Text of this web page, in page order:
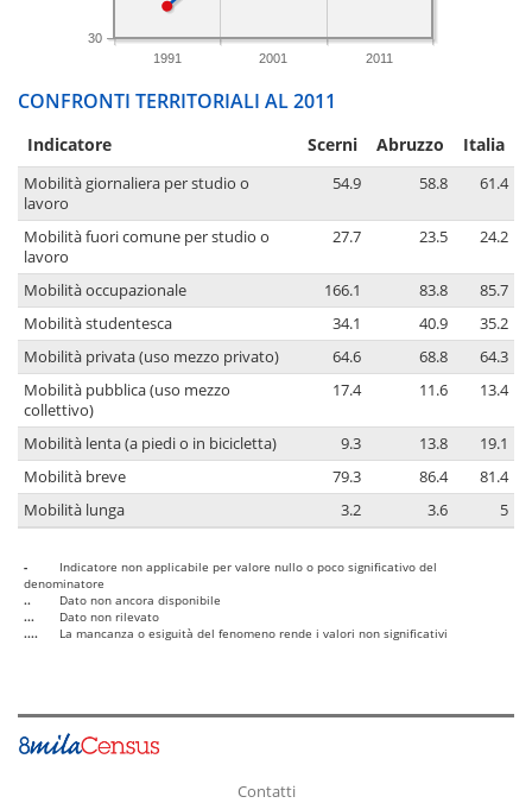
1991 2001 2011
30
CONFRONTI TERRITORIALI AL 2011
Indicatore Scerni Abruzzo Italia
Mobilità giornaliera per studio o
lavoro
54.9 58.8 61.4
Mobilità fuori comune per studio o
lavoro
27.7 23.5 24.2
Mobilità occupazionale 166.1 83.8
85.7
Mobilità studentesca
34.1 40.9
35.2
Mobilità privata (uso mezzo privato)
64.6 68.8
64.3
Mobilità pubblica (uso mezzo
collettivo)
17.4 11.6 13.4
Mobilità lenta (a piedi o in bicicletta) 9.3 13.8
19.1
Mobilità breve
79.3 86.4
81.4
Mobilità lunga
3.2 3.6 5
-
Indicatore non applicabile per valore nullo o poco significativo del
denominatore
..
Dato non ancora disponibile
...
Dato non rilevato
....
La mancanza o esiguità del fenomeno rende i valori non significativi
Contatti